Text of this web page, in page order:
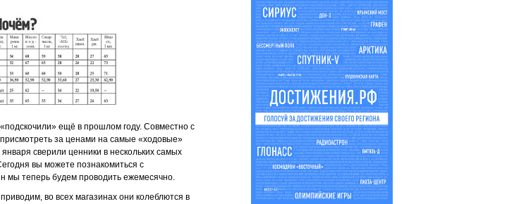
ещё в прошлом году. Совместно с
за ценами на самые «ходовые»
сверили ценники в нескольких самых
вы можете познакомиться с
мы теперь будем проводить ежемесячно.
во всех магазинах они колеблются в